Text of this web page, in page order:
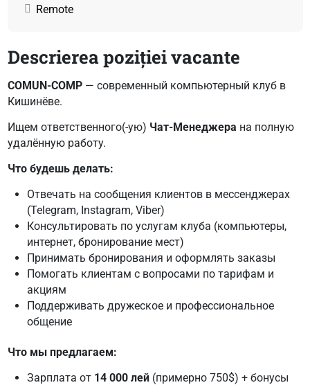
Remote
Descrierea poziției vacante
COMUN-COMP— современный компьютерный клуб в
Кишинёве.
Ищем ответственного(-ую) Чат-Менеджера на полную
удалённую работу.
Что будешь делать:
Отвечать на сообщения клиентов в мессенджерах
(Telegram, Instagram, Viber)
Консультировать по услугам клуба (компьютеры,
интернет, бронирование мест)
Принимать бронирования и оформлять заказы
Помогать клиентам с вопросами по тарифам и
акциям
Поддерживать дружеское и профессиональное
общение
Что мы предлагаем:
Зарплата от 14 000 лей(примерно 750$) + бонусы